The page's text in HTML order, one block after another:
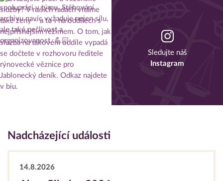
Sledujte náš
Instagram
Nadcházející události
14.8.2026